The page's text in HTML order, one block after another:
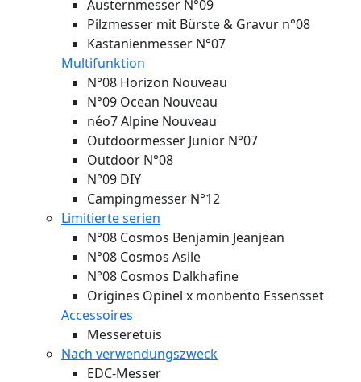
Austernmesser N°09
Pilzmesser mit Bürste & Gravur n°08
Kastanienmesser N°07
Multifunktion
N°08 Horizon Nouveau
N°09 Ocean Nouveau
néo7 Alpine Nouveau
Outdoormesser Junior N°07
Outdoor N°08
N°09 DIY
Campingmesser N°12
Limitierte serien
N°08 Cosmos Benjamin Jeanjean
N°08 Cosmos Asile
N°08 Cosmos Dalkhafine
Origines Opinel x monbento Essensset
Accessoires
Messeretuis
Nach verwendungszweck
EDC-Messer